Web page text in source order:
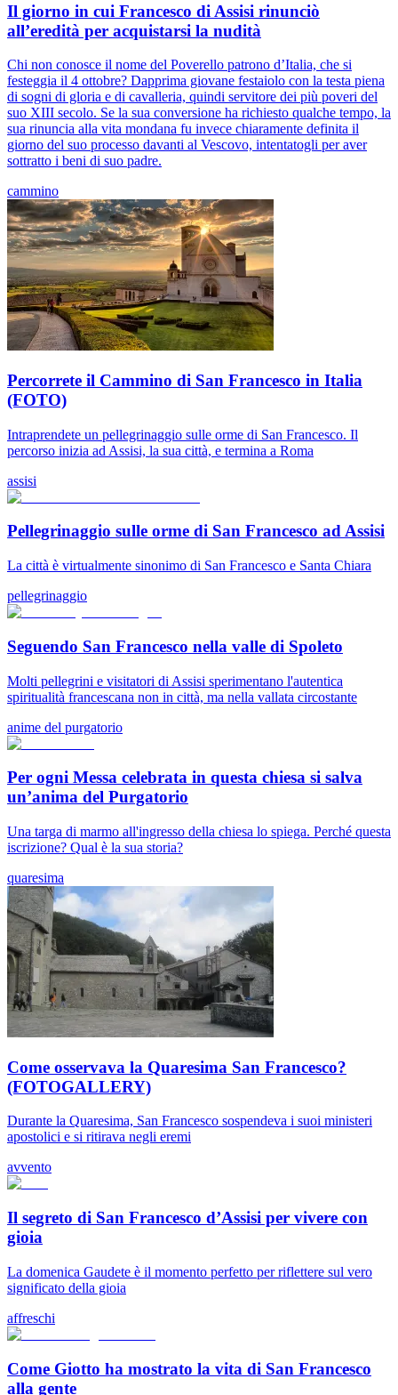
Il giorno in cui Francesco di Assisi rinunciò
all’eredità per acquistarsi la nudità
Chi non conosce il nome del Poverello patrono d’Italia, che si
festeggia il 4 ottobre? Dapprima giovane festaiolo con la testa piena
di sogni di gloria e di cavalleria, quindi servitore dei più poveri del
suo XIII secolo. Se la sua conversione ha richiesto qualche tempo, la
sua rinuncia alla vita mondana fu invece chiaramente definita il
giorno del suo processo davanti al Vescovo, intentatogli per aver
sottratto i beni di suo padre.
cammino
Percorrete il Cammino di San Francesco in Italia
(FOTO)
Intraprendete un pellegrinaggio sulle orme di San Francesco. Il
percorso inizia ad Assisi, la sua città, e termina a Roma
assisi
Pellegrinaggio sulle orme di San Francesco ad Assisi
La città è virtualmente sinonimo di San Francesco e Santa Chiara
pellegrinaggio
Seguendo San Francesco nella valle di Spoleto
Molti pellegrini e visitatori di Assisi sperimentano l'autentica
spiritualità francescana non in città, ma nella vallata circostante
anime del purgatorio
Per ogni Messa celebrata in questa chiesa si salva
un’anima del Purgatorio
Una targa di marmo all'ingresso della chiesa lo spiega. Perché questa
iscrizione? Qual è la sua storia?
quaresima
Come osservava la Quaresima San Francesco?
(FOTOGALLERY)
Durante la Quaresima, San Francesco sospendeva i suoi ministeri
apostolici e si ritirava negli eremi
avvento
Il segreto di San Francesco d’Assisi per vivere con
gioia
La domenica Gaudete è il momento perfetto per riflettere sul vero
significato della gioia
affreschi
Come Giotto ha mostrato la vita di San Francesco
alla gente